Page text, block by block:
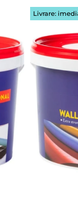
Livrare: